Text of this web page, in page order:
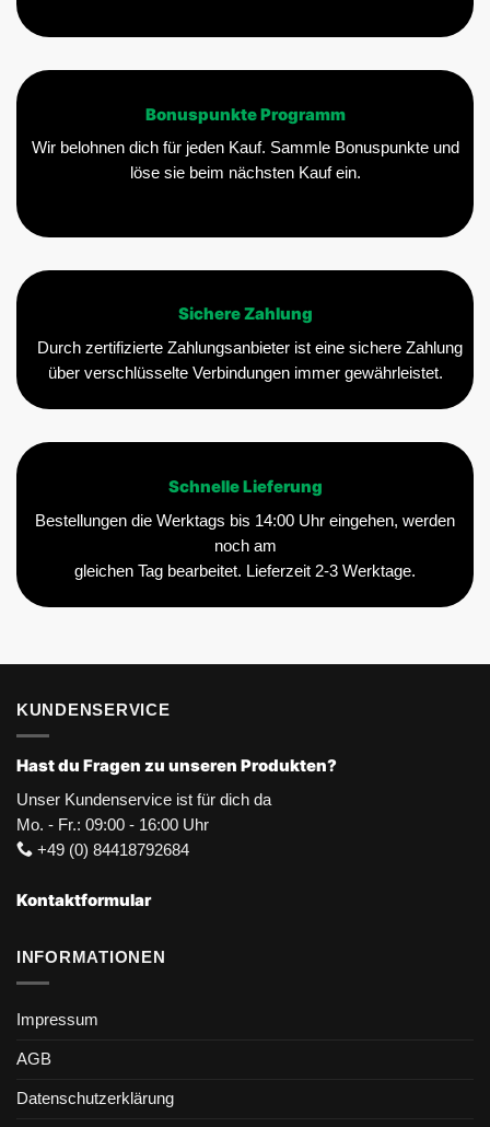
Bonuspunkte Programm
Wir belohnen dich für jeden Kauf. Sammle Bonuspunkte und
löse sie beim nächsten Kauf ein.
Sichere Zahlung
Durch zertifizierte Zahlungsanbieter ist eine sichere Zahlung
über verschlüsselte Verbindungen immer gewährleistet.
Schnelle Lieferung
Bestellungen die Werktags bis 14:00 Uhr eingehen, werden
noch am
gleichen Tag bearbeitet. Lieferzeit 2-3 Werktage.
KUNDENSERVICE
Hast du Fragen zu unseren Produkten?
Unser Kundenservice ist für dich da
Mo. - Fr.: 09:00 - 16:00 Uhr
+49 (0) 84418792684
Kontaktformular
INFORMATIONEN
Impressum
AGB
Datenschutzerklärung